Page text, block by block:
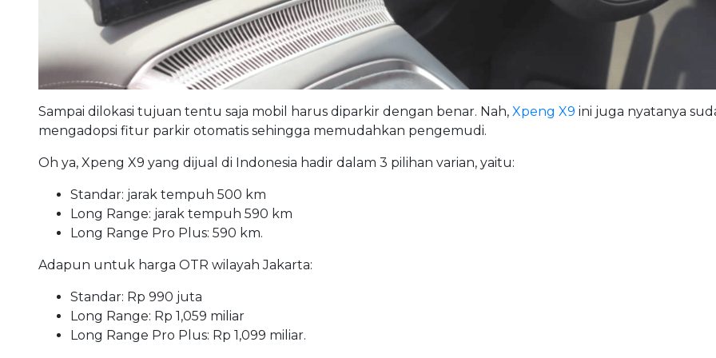
Sampai dilokasi tujuan tentu saja mobil harus diparkir dengan benar. Nah, Xpeng X9 ini juga nyatanya
mengadopsi fitur parkir otomatis sehingga memudahkan pengemudi.
Oh ya, Xpeng X9 yang dijual di Indonesia hadir dalam 3 pilihan varian, yaitu:
Standar: jarak tempuh 500 km
Long Range: jarak tempuh 590 km
Long Range Pro Plus: 590 km.
Adapun untuk harga OTR wilayah Jakarta:
Standar: Rp 990 juta
Long Range: Rp 1,059 miliar
Long Range Pro Plus: Rp 1,099 miliar.